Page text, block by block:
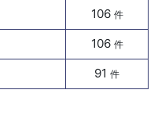
106 件
106 件
91 件